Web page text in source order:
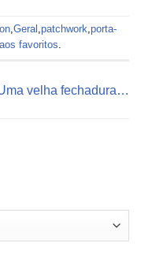
,Geral ,patchwork,porta-
favoritos.
velha fechadura…